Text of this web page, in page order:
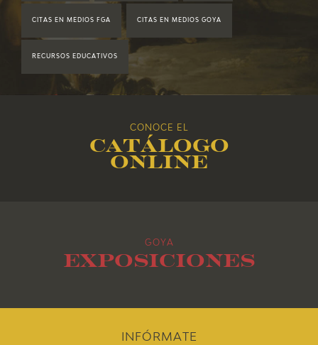
2017
2012
CITAS EN MEDIOS FGA CITAS EN MEDIOS GOYA
RECURSOS EDUCATIVOS
CONOCE EL
Catálogo
online
GOYA
Exposiciones
INFÓRMATE